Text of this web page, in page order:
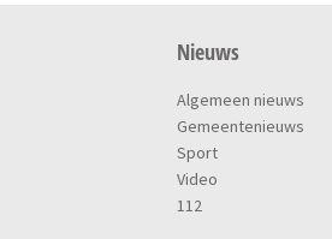
Nieuws
Algemeen nieuws
Gemeentenieuws
Sport
Video
112